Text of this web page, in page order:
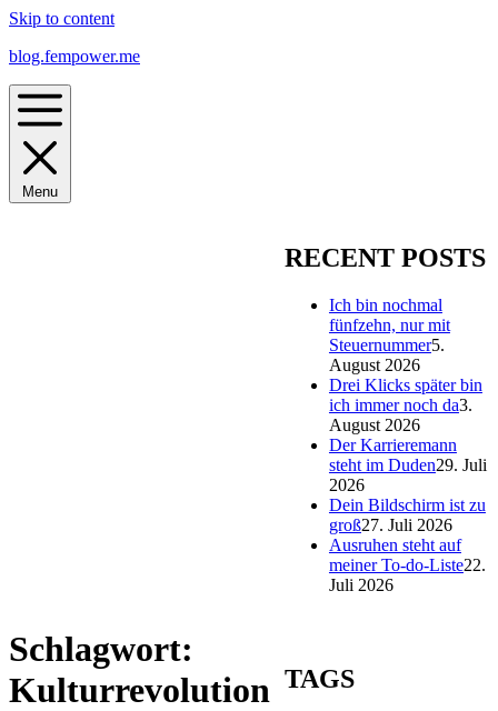
Skip to content
blog.fempower.me
Menu
Schlagwort:
Kulturrevolution
RECENT POSTS
Ich bin nochmal
fünfzehn, nur mit
Steuernummer5.
August 2026
Drei Klicks später bin
ich immer noch da3.
August 2026
Der Karrieremann
steht im Duden29. Juli
2026
Dein Bildschirm ist zu
groß27. Juli 2026
Ausruhen steht auf
meiner To-do-Liste22.
Juli 2026
TAGS